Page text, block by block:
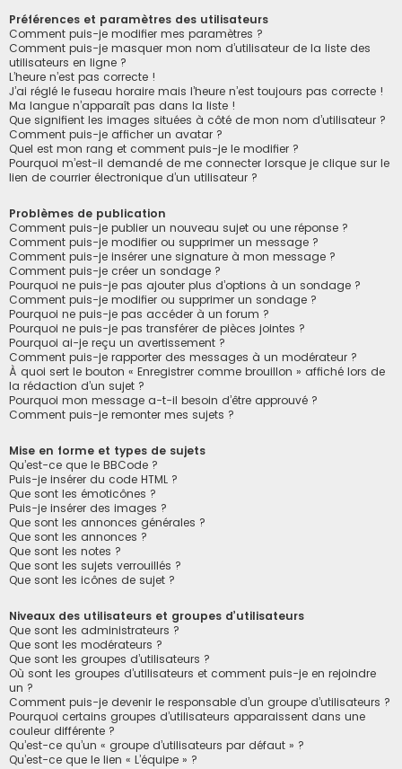
Préférences et paramètres des utilisateurs
Comment puis-je modifier mes paramètres ?
Comment puis-je masquer mon nom d’utilisateur de la liste des
utilisateurs en ligne ?
L’heure n’est pas correcte !
J’ai réglé le fuseau horaire mais l’heure n’est toujours pas correcte !
Ma langue n’apparaît pas dans la liste !
Que signifient les images situées à côté de mon nom d’utilisateur ?
Comment puis-je afficher un avatar ?
Quel est mon rang et comment puis-je le modifier ?
Pourquoi m’est-il demandé de me connecter lorsque je clique sur le
lien de courrier électronique d’un utilisateur ?
Problèmes de publication
Comment puis-je publier un nouveau sujet ou une réponse ?
Comment puis-je modifier ou supprimer un message ?
Comment puis-je insérer une signature à mon message ?
Comment puis-je créer un sondage ?
Pourquoi ne puis-je pas ajouter plus d’options à un sondage ?
Comment puis-je modifier ou supprimer un sondage ?
Pourquoi ne puis-je pas accéder à un forum ?
Pourquoi ne puis-je pas transférer de pièces jointes ?
Pourquoi ai-je reçu un avertissement ?
Comment puis-je rapporter des messages à un modérateur ?
À quoi sert le bouton « Enregistrer comme brouillon » affiché lors de
la rédaction d’un sujet ?
Pourquoi mon message a-t-il besoin d’être approuvé ?
Comment puis-je remonter mes sujets ?
Mise en forme et types de sujets
Qu’est-ce que le BBCode ?
Puis-je insérer du code HTML ?
Que sont les émoticônes ?
Puis-je insérer des images ?
Que sont les annonces générales ?
Que sont les annonces ?
Que sont les notes ?
Que sont les sujets verrouillés ?
Que sont les icônes de sujet ?
Niveaux des utilisateurs et groupes d’utilisateurs
Que sont les administrateurs ?
Que sont les modérateurs ?
Que sont les groupes d’utilisateurs ?
Où sont les groupes d’utilisateurs et comment puis-je en rejoindre
un ?
Comment puis-je devenir le responsable d’un groupe d’utilisateurs ?
Pourquoi certains groupes d’utilisateurs apparaissent dans une
couleur différente ?
Qu’est-ce qu’un « groupe d’utilisateurs par défaut » ?
Qu’est-ce que le lien « L’équipe » ?